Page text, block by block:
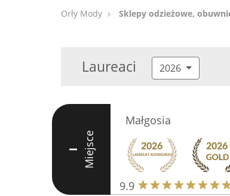
Orły Mody Sklepy odzieżowe,
Laureaci 2026
I Miejsce
Małgosia
9.9